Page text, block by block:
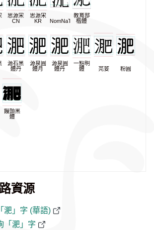
思源宋
CN
思源宋
KR
NomNaTong
教育部
楷體
源石黑
體丹
源泉圓
體月
源泉圓
體丹
一點明
體
芫荽 粉圓
饅頭黑
體
資源
淝」字 (華語)
「淝」字